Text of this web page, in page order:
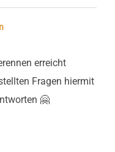
erreicht
Fragen hiermit
🤗